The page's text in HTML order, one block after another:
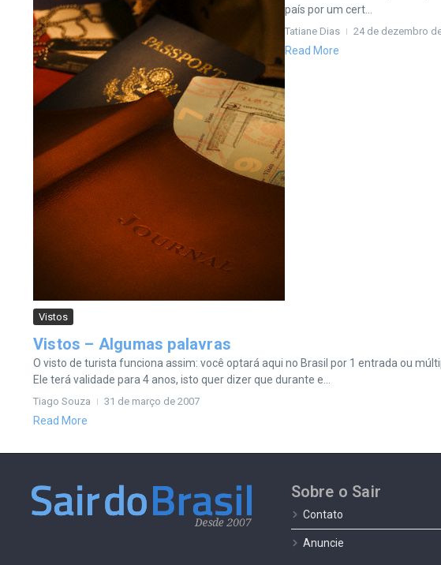
país por um cert...
Tatiane Dias 24 de dezembro
Read More
Vistos
Vistos – Algumas palavras
O visto de turista funciona assim: você optará aqui no Brasil por 1 entrada ou
Ele terá validade para 4 anos, isto quer dizer que durante e...
Tiago Souza 31 de março de 2007
Read More
Sobre o Sair
Contato
Anuncie